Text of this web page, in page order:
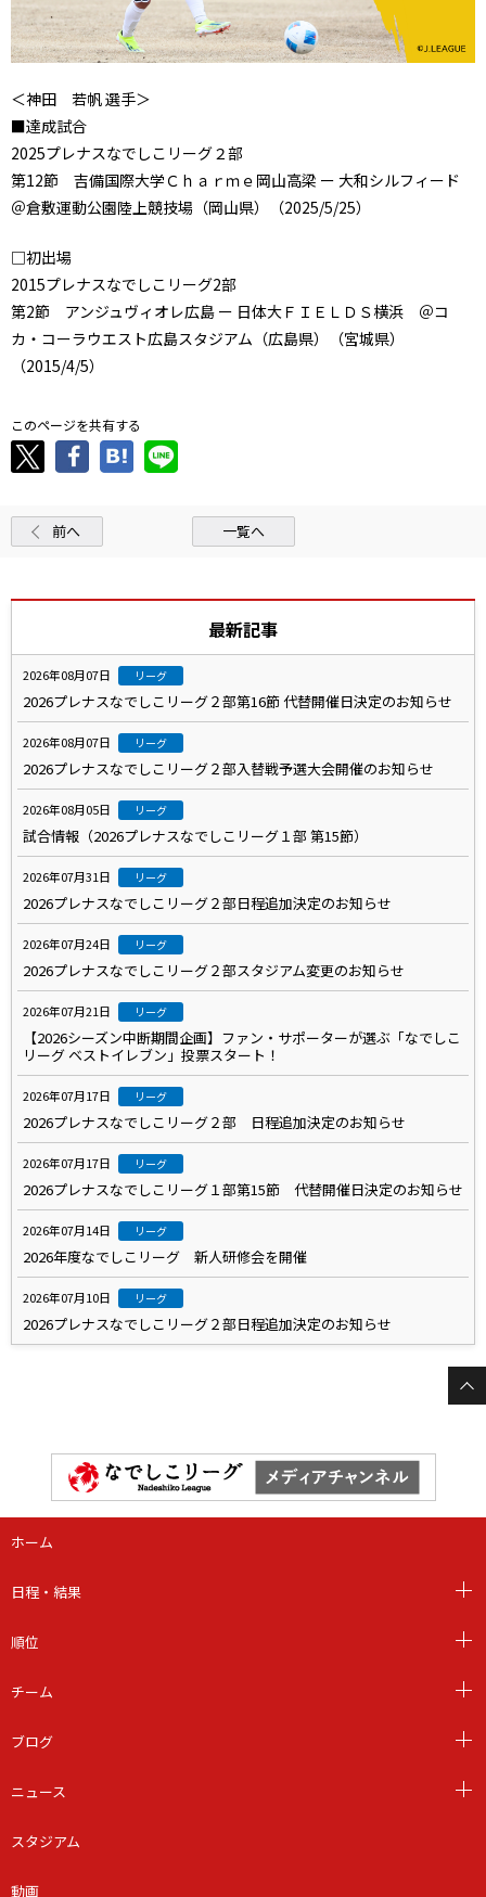
＜神田 若帆 選手＞
■達成試合
2025プレナスなでしこリーグ２部
第12節 吉備国際大学Ｃｈａｒｍｅ岡山高梁 ー 大和シルフィード
＠倉敷運動公園陸上競技場（岡山県）（2025/5/25）
□初出場
2015プレナスなでしこリーグ2部
第2節 アンジュヴィオレ広島 ー 日体大ＦＩＥＬＤＳ横浜 ＠コ
カ・コーラウエスト広島スタジアム（広島県）（宮城県）
（2015/4/5）
このページを共有する
前へ 一覧へ
最新記事
2026年08月07日 リーグ
2026プレナスなでしこリーグ２部第16節 代替開催日決定のお知らせ
2026年08月07日 リーグ
2026プレナスなでしこリーグ２部入替戦予選大会開催のお知らせ
2026年08月05日 リーグ
試合情報（2026プレナスなでしこリーグ１部 第15節）
2026年07月31日 リーグ
2026プレナスなでしこリーグ２部日程追加決定のお知らせ
2026年07月24日 リーグ
2026プレナスなでしこリーグ２部スタジアム変更のお知らせ
2026年07月21日 リーグ
【2026シーズン中断期間企画】ファン・サポーターが選ぶ「なでしこ
リーグ ベストイレブン」投票スタート！
2026年07月17日 リーグ
2026プレナスなでしこリーグ２部 日程追加決定のお知らせ
2026年07月17日 リーグ
2026プレナスなでしこリーグ１部第15節 代替開催日決定のお知らせ
2026年07月14日 リーグ
2026年度なでしこリーグ 新人研修会を開催
2026年07月10日 リーグ
2026プレナスなでしこリーグ２部日程追加決定のお知らせ
ホーム
日程・結果
順位
チーム
ブログ
ニュース
スタジアム
動画